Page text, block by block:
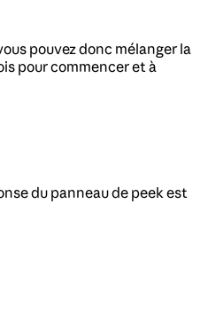
pouvez donc mélanger la
pour commencer et à
du panneau de peek est